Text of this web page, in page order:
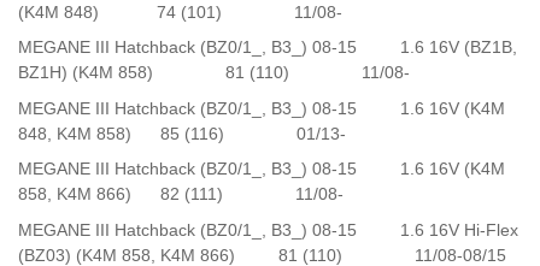
(K4M 848) 74 (101) 11/08-
MEGANE III Hatchback (BZ0/1_, B3_) 08-15 1.6 16V (BZ1B,
BZ1H) (K4M 858) 81 (110) 11/08-
MEGANE III Hatchback (BZ0/1_, B3_) 08-15 1.6 16V (K4M
848, K4M 858) 85 (116) 01/13-
MEGANE III Hatchback (BZ0/1_, B3_) 08-15 1.6 16V (K4M
858, K4M 866) 82 (111) 11/08-
MEGANE III Hatchback (BZ0/1_, B3_) 08-15 1.6 16V Hi-Flex
(BZ03) (K4M 858, K4M 866) 81 (110) 11/08-08/15